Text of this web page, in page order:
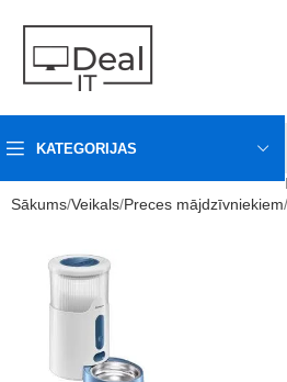
KATEGORIJAS
Sākums Veikals Preces mājdzīvniekiem